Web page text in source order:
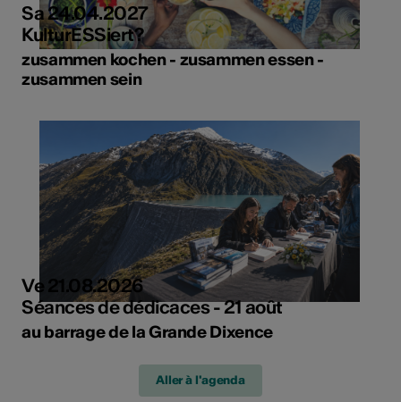
Sa 24.04.2027
KulturESSiert?
zusammen kochen - zusammen essen -
zusammen sein
Ve 21.08.2026
Séances de dédicaces - 21 août
au barrage de la Grande Dixence
Aller à l'agenda